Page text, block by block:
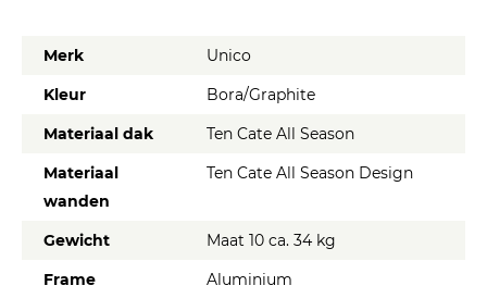
Merk
Unico
Kleur
Bora/Graphite
Materiaal dak
Ten Cate All Season
Materiaal
wanden
Ten Cate All Season Design
Gewicht
Maat 10 ca. 34 kg
Frame
Aluminium